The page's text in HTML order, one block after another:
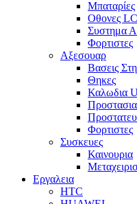
Μπαταρίες
Οθονες
Συστημα
Φορτιστες
Αξεσουαρ
Βασεις
Θηκες
Καλωδια
Φορτιστες
Συσκευες
Καινουρια
Εργαλεια
HTC